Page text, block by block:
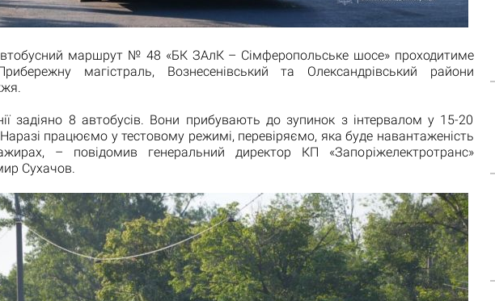
маршрут № 48 «БК ЗАлК – Сімферопольське шосе» проходитиме
магістраль, Вознесенівський та Олександрівський райони
задіяно 8 автобусів. Вони прибувають до зупинок з інтервалом у 15-20
працюємо у тестовому режимі, перевіряємо, яка буде навантаженість
– повідомив генеральний директор КП «Запоріжелектротранс»
Сухачов.